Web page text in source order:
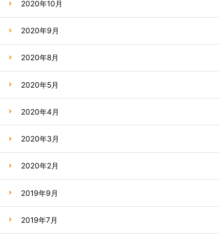
2020年10月
2020年9月
2020年8月
2020年5月
2020年4月
2020年3月
2020年2月
2019年9月
2019年7月